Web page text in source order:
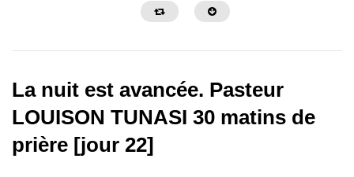
02:38:35
La nuit est avancée. Pasteur
LOUISON TUNASI 30 matins de
prière [jour 22]